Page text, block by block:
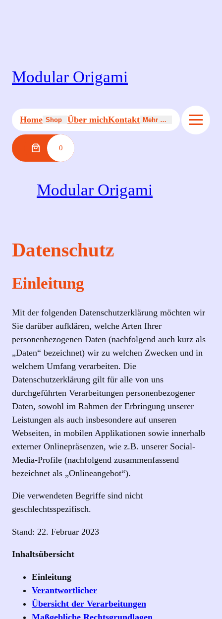
Modular Origami
Home Shop Über michKontakt Mehr …
0
Modular Origami
Datenschutz
Einleitung
Mit der folgenden Datenschutzerklärung möchten wir
Sie darüber aufklären, welche Arten Ihrer
personenbezogenen Daten (nachfolgend auch kurz als
„Daten“ bezeichnet) wir zu welchen Zwecken und in
welchem Umfang verarbeiten. Die
Datenschutzerklärung gilt für alle von uns
durchgeführten Verarbeitungen personenbezogener
Daten, sowohl im Rahmen der Erbringung unserer
Leistungen als auch insbesondere auf unseren
Webseiten, in mobilen Applikationen sowie innerhalb
externer Onlinepräsenzen, wie z.B. unserer Social-
Media-Profile (nachfolgend zusammenfassend
bezeichnet als „Onlineangebot“).
Die verwendeten Begriffe sind nicht
geschlechtsspezifisch.
Stand: 22. Februar 2023
Inhaltsübersicht
Einleitung
Verantwortlicher
Übersicht der Verarbeitungen
Maßgebliche Rechtsgrundlagen